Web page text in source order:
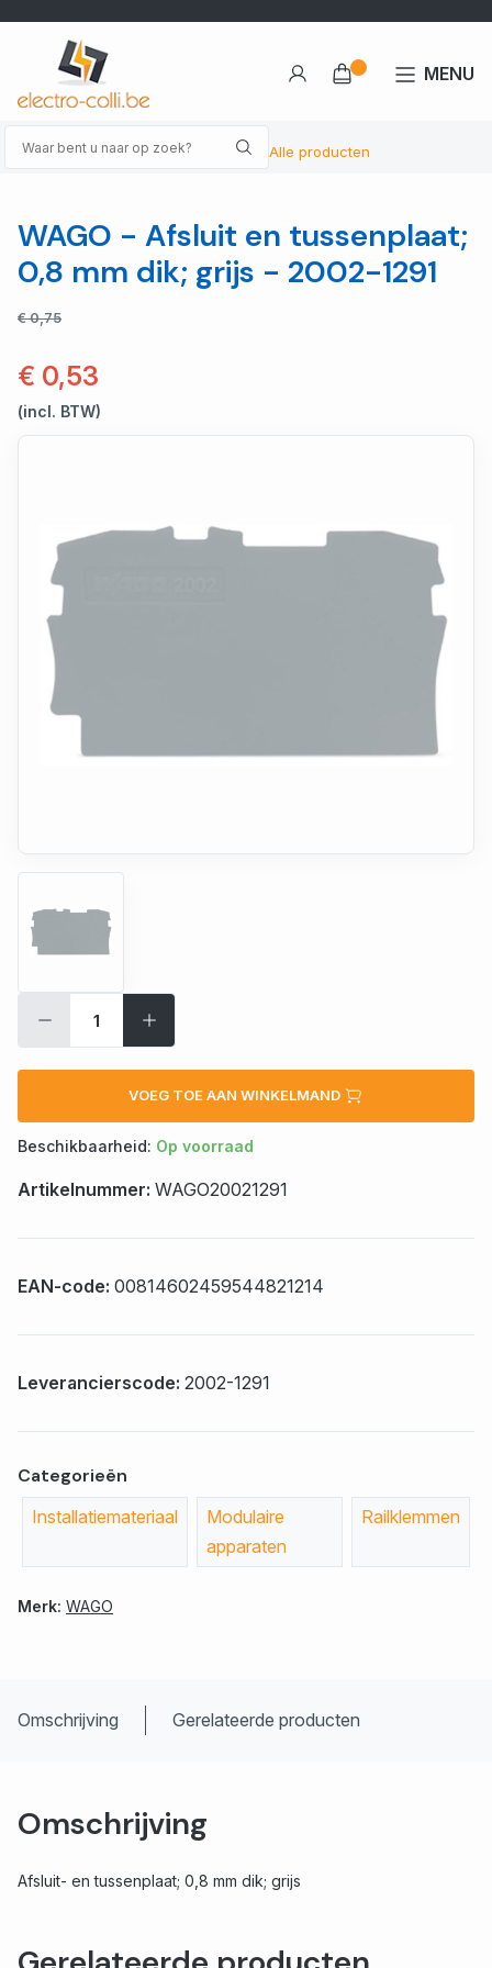
Alle producten
MENU
WAGO - Afsluit en tussenplaat;
0,8 mm dik; grijs - 2002-1291
€ 0,75
€ 0,53
(incl. BTW)
VOEG TOE AAN WINKELMAND
Beschikbaarheid: Op voorraad
Artikelnummer: WAGO20021291
EAN-code: 00814602459544821214
Leverancierscode: 2002-1291
Categorieën
Installatiemateriaal
Modulaire
apparaten
Railklemmen
Merk: WAGO
Omschrijving Gerelateerde producten
Omschrijving
Afsluit- en tussenplaat; 0,8 mm dik; grijs